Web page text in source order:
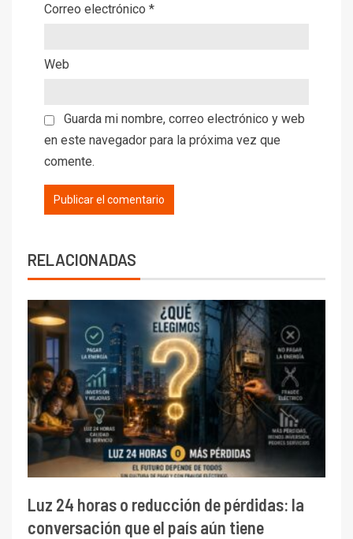
Correo electrónico *
Web
Guarda mi nombre, correo electrónico y web
en este navegador para la próxima vez que
comente.
RELACIONADAS
Luz 24 horas o reducción de pérdidas: la
conversación que el país aún tiene